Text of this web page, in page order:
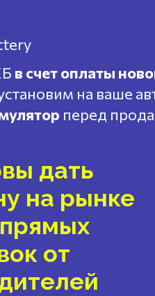
в счет оплаты
на ваше
перед
дать
на рынке
от